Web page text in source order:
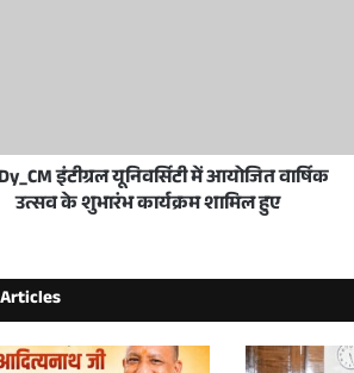
2 weeks ago
योगी सरकार में जल संरक्षण बना जन आंदोलन,
2 weeks ago
प्रदेश के विकास की मजबूत नींव में बेहतर सड़कें
इंटीग्रल यूनिवर्सिटी में आयोजित वार्षिक
उत्सव के शुभारंभ कार्यक्रम शामिल हुए